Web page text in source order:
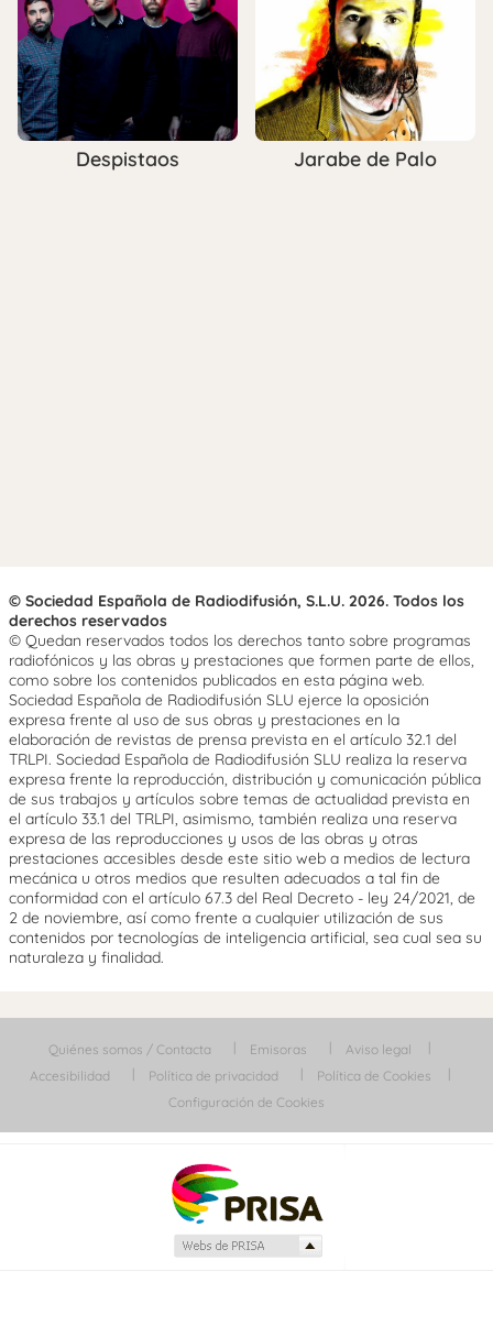
Despistaos Jarabe de Palo
© Sociedad Española de Radiodifusión, S.L.U. 2026. Todos los
derechos reservados
© Quedan reservados todos los derechos tanto sobre programas
radiofónicos y las obras y prestaciones que formen parte de ellos,
como sobre los contenidos publicados en esta página web.
Sociedad Española de Radiodifusión SLU ejerce la oposición
expresa frente al uso de sus obras y prestaciones en la
elaboración de revistas de prensa prevista en el artículo 32.1 del
TRLPI. Sociedad Española de Radiodifusión SLU realiza la reserva
expresa frente la reproducción, distribución y comunicación pública
de sus trabajos y artículos sobre temas de actualidad prevista en
el artículo 33.1 del TRLPI, asimismo, también realiza una reserva
expresa de las reproducciones y usos de las obras y otras
prestaciones accesibles desde este sitio web a medios de lectura
mecánica u otros medios que resulten adecuados a tal fin de
conformidad con el artículo 67.3 del Real Decreto - ley 24/2021, de
2 de noviembre, así como frente a cualquier utilización de sus
contenidos por tecnologías de inteligencia artificial, sea cual sea su
naturaleza y finalidad.
Quiénes somos / Contacta Emisoras
Aviso legal
Accesibilidad
Política de privacidad
Política de Cookies
Configuración de Cookies